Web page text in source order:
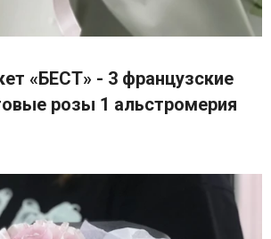
«БЕСТ» - 3 французские
розы 1 альстромерия